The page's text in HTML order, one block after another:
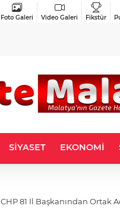
Foto Galeri Video Galeri Fikstür
SİYASET EKONOMİ
CHP 81 İl Başkanından Ortak